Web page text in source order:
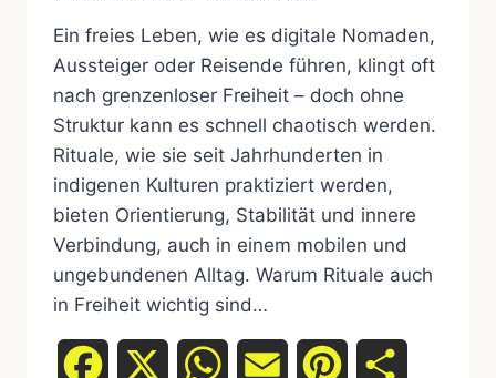
Ein freies Leben, wie es digitale Nomaden,
Aussteiger oder Reisende führen, klingt oft
nach grenzenloser Freiheit – doch ohne
Struktur kann es schnell chaotisch werden.
Rituale, wie sie seit Jahrhunderten in
indigenen Kulturen praktiziert werden,
bieten Orientierung, Stabilität und innere
Verbindung, auch in einem mobilen und
ungebundenen Alltag. Warum Rituale auch
in Freiheit wichtig sind…
Facebook WhatsAppEmail Pinterest